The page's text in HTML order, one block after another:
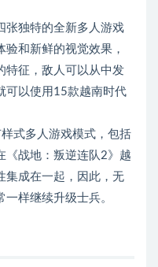
张独特的全新多人游戏
和新鲜的视觉效果，
特征，敌人可以从中发
可以使用15款越南时代
式多人游戏模式，包括
《战地：叛逆连队2》越
集成在一起，因此，无
样继续升级士兵。